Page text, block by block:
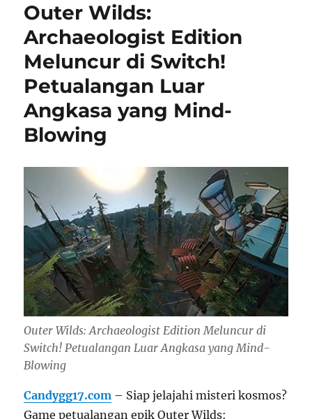
Outer Wilds:
Archaeologist Edition
Meluncur di Switch!
Petualangan Luar
Angkasa yang Mind-
Blowing
Outer Wilds: Archaeologist Edition Meluncur di
Switch! Petualangan Luar Angkasa yang Mind-
Blowing
Candygg17.com – Siap jelajahi misteri kosmos?
Game petualangan epik Outer Wilds: